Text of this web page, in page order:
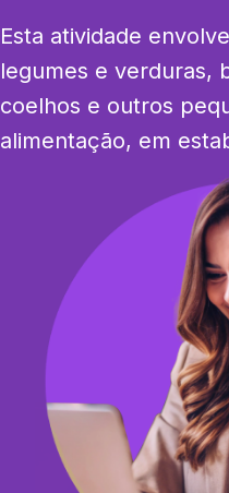
Esta atividade
legumes e verduras,
coelhos e outros
alimentação, em